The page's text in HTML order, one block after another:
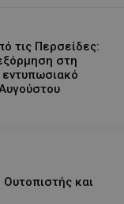
τις Περσείδες:
στη
Ουτοπιστής και